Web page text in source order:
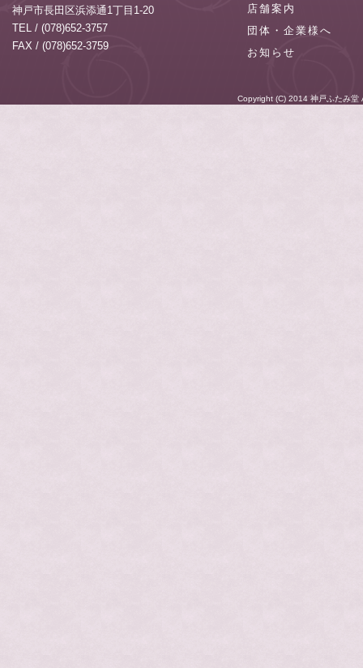
神戸市長田区浜添通1丁目1-20
TEL / (078)652-3757
FAX / (078)652-3759
店舗案内
団体・企業様へ
お知らせ
Copyright (C) 2014神戸ふたみ堂